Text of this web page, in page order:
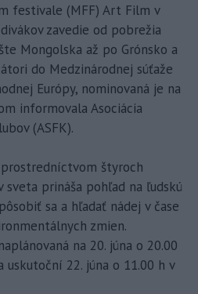
festivale (MFF) Art Film v
zavedie od pobrežia
Mongolska až po Grónsko a
do Medzinárodnej súťaže
Európy, nominovaná je na
informovala Asociácia
(ASFK).
štyroch
prináša pohľad na ľudskú
sa a hľadať nádej v čase
zmien.
na 20. júna o 20.00
uskutoční 22. júna o 11.00 h v